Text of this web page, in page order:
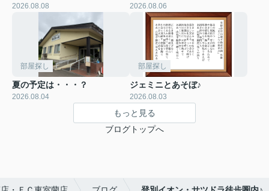
2026.08.08 2026.08.06
部屋探し
夏の予定は・・・？
2026.08.04
部屋探し
ジェミニとあそぼ♪
2026.08.03
もっと見る
ブログトップへ